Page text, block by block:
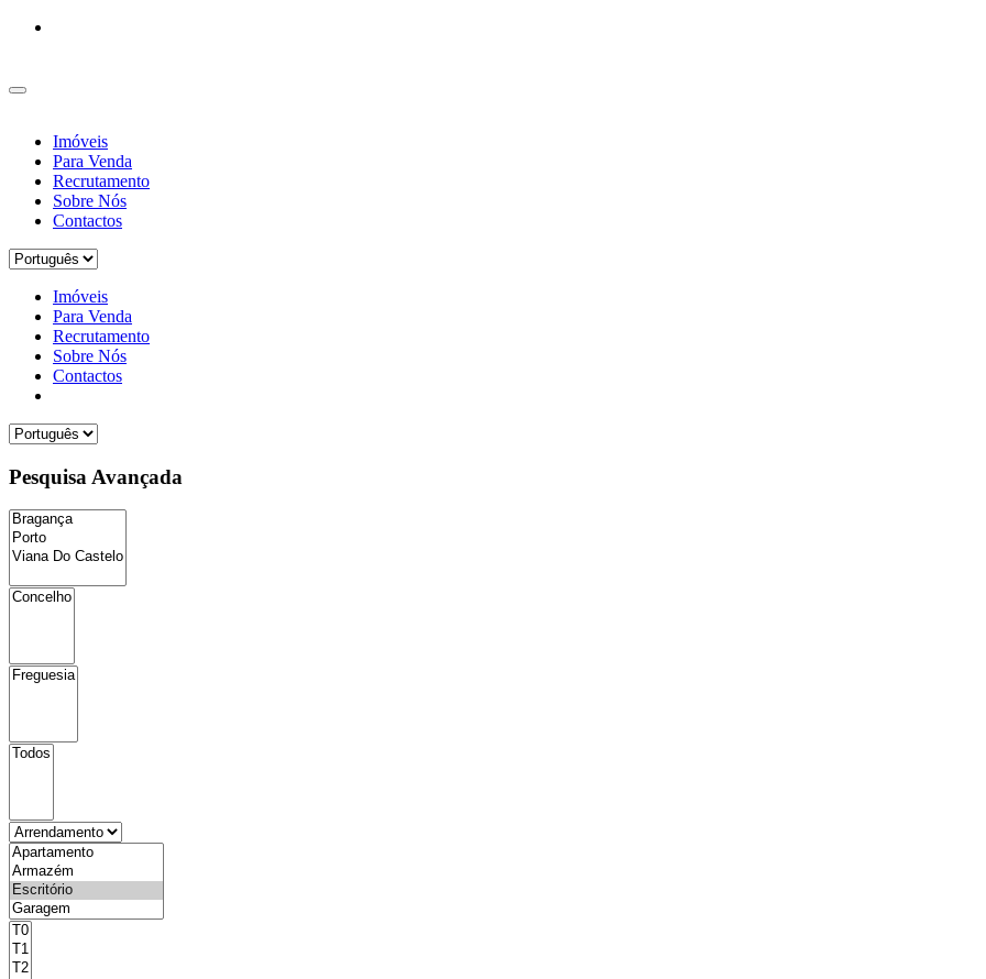
Imóveis
Para Venda
Recrutamento
Sobre Nós
Contactos
Imóveis
Para Venda
Recrutamento
Sobre Nós
Contactos
Pesquisa Avançada